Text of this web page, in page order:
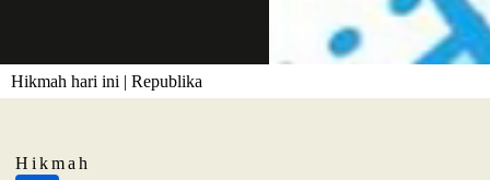
Hikmah hari ini | Republika
Hikmah